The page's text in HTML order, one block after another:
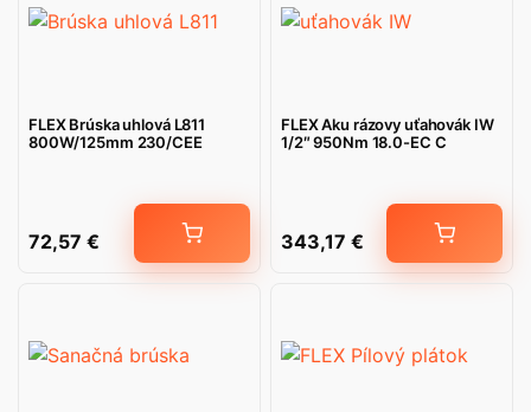
FLEX Brúska uhlová L811
800W/125mm 230/CEE
72,57 €
FLEX Aku rázovy uťahovák IW
1/2″ 950Nm 18.0-EC C
343,17 €